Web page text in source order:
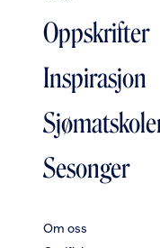
Oppskrifter
Inspirasjon
Sesonger
Om oss